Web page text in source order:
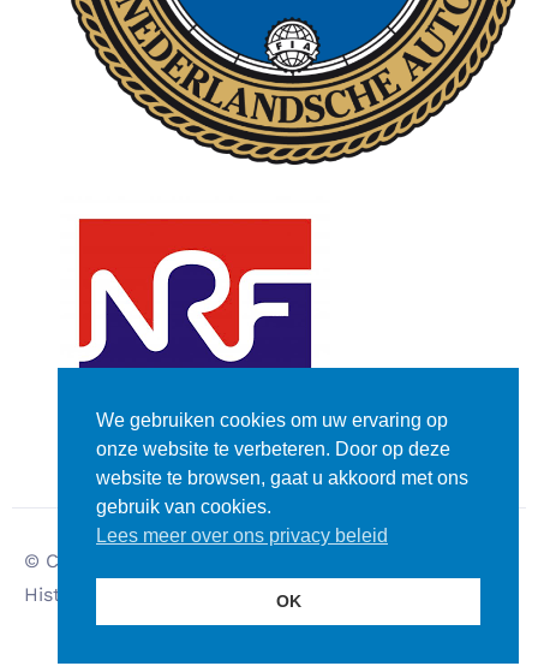
© Copyright – Dutch
Historic Rally Club
We gebruiken cookies om uw ervaring op
onze website te verbeteren. Door op deze
website te browsen, gaat u akkoord met ons
gebruik van cookies.
Lees meer over ons privacy beleid
OK